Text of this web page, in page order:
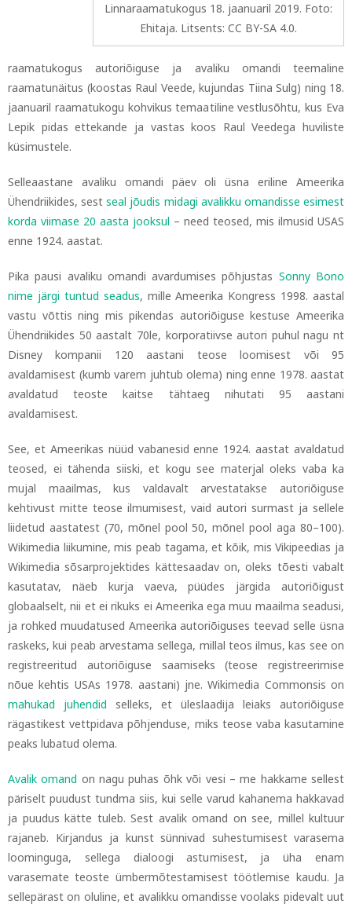
Linnaraamatukogus 18. jaanuaril 2019. Foto:
Ehitaja. Litsents: CC BY-SA 4.0.
raamatukogus autoriõiguse ja avaliku omandi teemaline
raamatunäitus (koostas Raul Veede, kujundas Tiina Sulg) ning 18.
jaanuaril raamatukogu kohvikus temaatiline vestlusõhtu, kus Eva
Lepik pidas ettekande ja vastas koos Raul Veedega huviliste
küsimustele.
Selleaastane avaliku omandi päev oli üsna eriline Ameerika
Ühendriikides, sestseal jõudis midagi avalikku omandisse esimest
korda viimase 20 aasta jooksul – need teosed, mis ilmusid USAS
enne 1924. aastat.
Pika pausi avaliku omandi avardumises põhjustas Sonny Bono
nime järgi tuntud seadus, mille Ameerika Kongress 1998. aastal
vastu võttis ning mis pikendas autoriõiguse kestuse Ameerika
Ühendriikides 50 aastalt 70le, korporatiivse autori puhul nagu nt
Disney kompanii 120 aastani teose loomisest või 95
avaldamisest (kumb varem juhtub olema) ning enne 1978. aastat
avaldatud teoste kaitse tähtaeg nihutati 95 aastani
avaldamisest.
See, et Ameerikas nüüd vabanesid enne 1924. aastat avaldatud
teosed, ei tähenda siiski, et kogu see materjal oleks vaba ka
mujal maailmas, kus valdavalt arvestatakse autoriõiguse
kehtivust mitte teose ilmumisest, vaid autori surmast ja sellele
liidetud aastatest (70, mõnel pool 50, mõnel pool aga 80–100).
Wikimedia liikumine, mis peab tagama, et kõik, mis Vikipeedias ja
Wikimedia sõsarprojektides kättesaadav on, oleks tõesti vabalt
kasutatav, näeb kurja vaeva, püüdes järgida autoriõigust
globaalselt, nii et ei rikuks ei Ameerika ega muu maailma seadusi,
ja rohked muudatused Ameerika autoriõiguses teevad selle üsna
raskeks, kui peab arvestama sellega, millal teos ilmus, kas see on
registreeritud autoriõiguse saamiseks (teose registreerimise
nõue kehtis USAs 1978. aastani) jne. Wikimedia Commonsis on
mahukad juhendid selleks, et üleslaadija leiaks autoriõiguse
rägastikest vettpidava põhjenduse, miks teose vaba kasutamine
peaks lubatud olema.
Avalik omand on nagu puhas õhk või vesi – me hakkame sellest
päriselt puudust tundma siis, kui selle varud kahanema hakkavad
ja puudus kätte tuleb. Sest avalik omand on see, millel kultuur
rajaneb. Kirjandus ja kunst sünnivad suhestumisest varasema
loominguga, sellega dialoogi astumisest, ja üha enam
varasemate teoste ümbermõtestamisest töötlemise kaudu. Ja
sellepärast on oluline, et avalikku omandisse voolaks pidevalt uut